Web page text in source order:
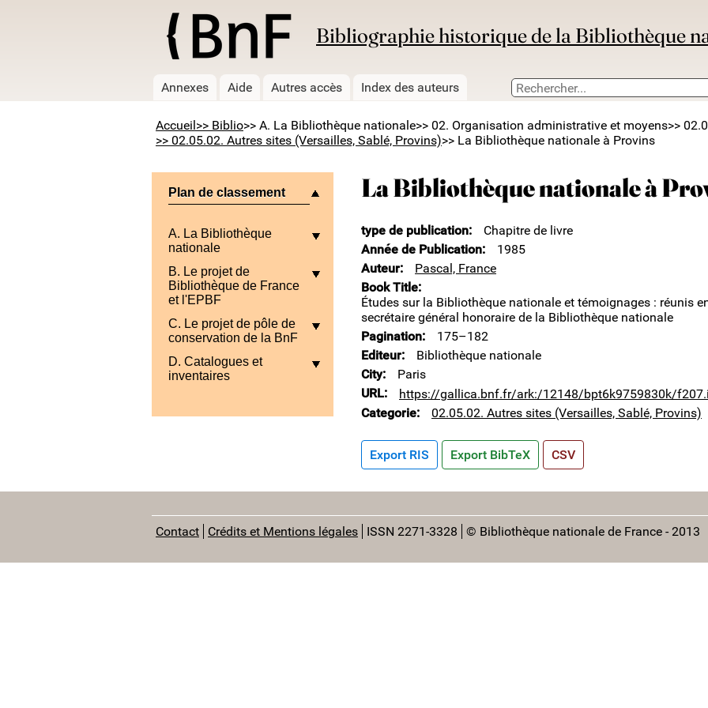
Bibliographie historique de la Bibliothèque
Annexes Aide Autres accès Index des auteurs
Accueil >> Biblio>> A. La Bibliothèque nationale>> 02. Organisation administrative et moyens>>
>> 02.05.02. Autres sites (Versailles, Sablé, Provins)>> La Bibliothèque nationale à Provins
Plan de classement
A. La Bibliothèque
nationale
B. Le projet de
Bibliothèque de France
et l'EPBF
C. Le projet de pôle de
conservation de la BnF
D. Catalogues et
inventaires
La Bibliothèque nationale à
type de publication
Chapitre de livre
Année de Publication
1985
Auteur
Pascal, France
Book Title
Études sur la Bibliothèque nationale et témoignages : réunis
secrétaire général honoraire de la Bibliothèque nationale
Pagination
175–182
Editeur
Bibliothèque nationale
City
Paris
URL
https://gallica.bnf.fr/ark:/12148/bpt6k9759830k/
Categorie
02.05.02. Autres sites (Versailles, Sablé, Provins)
Export RIS Export BibTeX CSV
Contact Crédits et Mentions légales ISSN 2271-3328 © Bibliothèque nationale de France - 2013